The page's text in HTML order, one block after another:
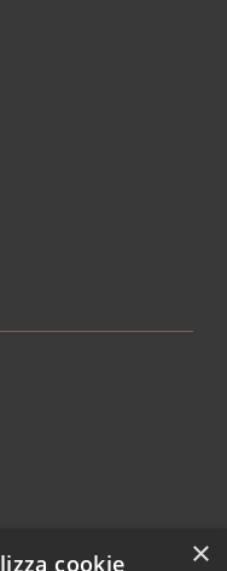
×
cookie